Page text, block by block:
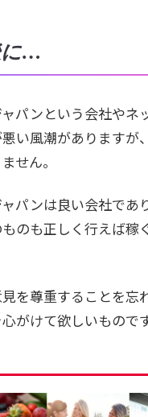
に…
パンという会社やネ
い風潮がありますが
せん。
パンは良い会社であ
のも正しく行えば稼
を尊重することを忘
がけて欲しいものです